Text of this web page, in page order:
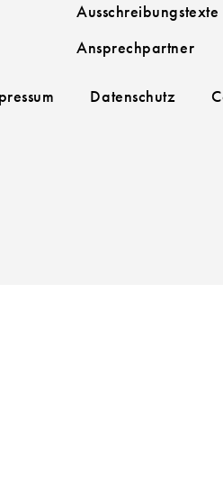
Ausschreibungstexte
Ansprechpartner
Datenschutz